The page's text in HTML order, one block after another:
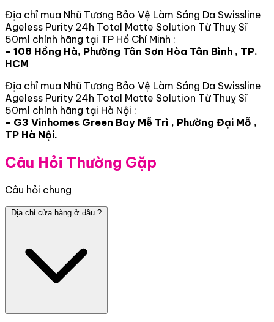
Địa chỉ mua Nhũ Tương Bảo Vệ Làm Sáng Da Swissline
Ageless Purity 24h Total Matte Solution Từ Thuỵ Sĩ
50ml chính hãng tại TP Hồ Chí Minh :
- 108 Hồng Hà, Phường Tân Sơn Hòa Tân Bình , TP.
HCM
Địa chỉ mua Nhũ Tương Bảo Vệ Làm Sáng Da Swissline
Ageless Purity 24h Total Matte Solution Từ Thuỵ Sĩ
50ml chính hãng tại Hà Nội :
- G3 Vinhomes Green Bay Mễ Trì , Phường Đại Mỗ ,
TP Hà Nội.
Câu Hỏi Thường Gặp
Câu hỏi chung
Địa chỉ cửa hàng ở đâu ?